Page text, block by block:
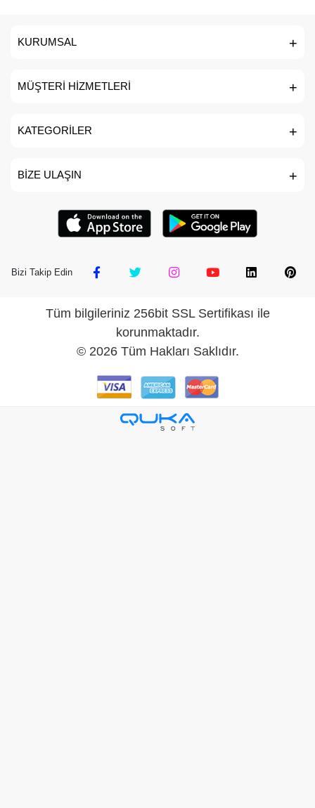
KURUMSAL
MÜŞTERİ HİZMETLERİ
KATEGORİLER
BİZE ULAŞIN
Bizi Takip Edin
Tüm bilgileriniz 256bit SSL Sertifikası ile
korunmaktadır.
© 2026Tüm Hakları Saklıdır.